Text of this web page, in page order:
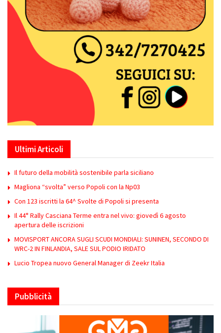
Ultimi Articoli
Il futuro della mobilità sostenibile parla siciliano
Magliona “svolta” verso Popoli con la Np03
Con 123 iscritti la 64^ Svolte di Popoli si presenta
Il 44° Rally Casciana Terme entra nel vivo: giovedì 6 agosto
apertura delle iscrizioni
MOVISPORT ANCORA SUGLI SCUDI MONDIALI: SUNINEN, SECONDO DI
WRC-2 IN FINLANDIA, SALE SUL PODIO IRIDATO
Lucio Tropea nuovo General Manager di Zeekr Italia
Pubblicità